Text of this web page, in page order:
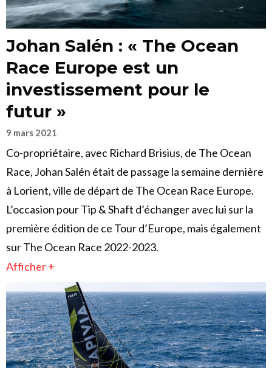
Johan Salén : « The Ocean
Race Europe est un
investissement pour le
futur »
9 mars 2021
Co-propriétaire, avec Richard Brisius, de The Ocean
Race, Johan Salén était de passage la semaine dernière
à Lorient, ville de départ de The Ocean Race Europe.
L’occasion pour Tip & Shaft d’échanger avec lui sur la
première édition de ce Tour d’Europe, mais également
sur The Ocean Race 2022-2023.
Afficher +